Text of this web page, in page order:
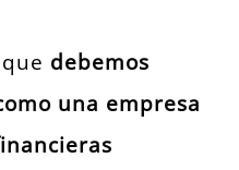
debemos
una empresa